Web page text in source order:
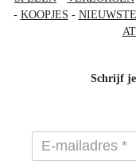
- KOOPJES -
Schrijf je